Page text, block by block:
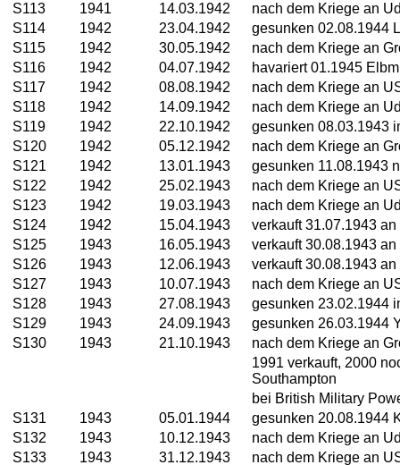
S113
1941 14.03.1942
nach dem Kriege an
S114
1942 23.04.1942
gesunken 02.08.1944
S115
1942 30.05.1942
nach dem Kriege an
S116
1942 04.07.1942
havariert 01.1945
S117
1942 08.08.1942
nach dem Kriege an
S118
1942 14.09.1942
nach dem Kriege an
S119
1942 22.10.1942
gesunken 08.03.1943
S120
1942 05.12.1942
nach dem Kriege an
S121
1942 13.01.1943
gesunken 11.08.1943
S122
1942 25.02.1943
nach dem Kriege an
S123
1942 19.03.1943
nach dem Kriege an
S124
1942 15.04.1943
verkauft 31.07.1943
S125
1943 16.05.1943
verkauft 30.08.1943
S126
1943 12.06.1943
verkauft 30.08.1943
S127
1943 10.07.1943
nach dem Kriege an
S128
1943 27.08.1943
gesunken 23.02.1944
S129
1943 24.09.1943
gesunken 26.03.1944
S130
1943 21.10.1943
nach dem Kriege an
1991 verkauft, 2000
Southampton
bei British Military
S131
1943 05.01.1944
gesunken 20.08.1944
S132
1943 10.12.1943
nach dem Kriege an
S133
1943 31.12.1943 nach dem Kriege an